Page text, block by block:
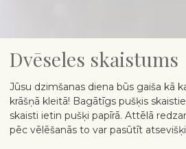
Dvēseles skaistums
Jūsu dzimšanas diena būs gaiša kā
krāšņā kleitā! Bagātīgs pušķis
skaisti ietin pušķi papīrā. Attēlā
pēc vēlēšanās to var pasūtīt